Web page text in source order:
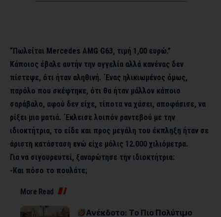
“Πωλείται Mercedes AMG G63, τιμή 1,00 ευρώ.”
Κάποιος έβαλε αυτήν την αγγελία αλλά κανένας δεν
πίστεψε, ότι ήταν αληθινή. ΄Ενας ηλικιωμένος όμως,
παρόλο που σκέφτηκε, ότι θα ήταν μάλλον κάποιο
σαράβαλο, αφού δεν είχε, τίποτα να χάσει, αποφάσισε, να
ρίξει μια ματιά. ΄Εκλεισε λοιπόν ραντεβού με την
ιδιοκτήτρια, το είδε και προς μεγάλη του έκπληξη ήταν σε
άριστη κατάσταση ενώ είχε μόλις 12.000 χιλιόμετρα.
Για να σιγουρευτεί, ξαναρώτησε την ιδιοκτήτρια:
-Και πόσο το πουλάτε;
More Read
Ανέκδοτο: Το Πιο Πολύτιμο